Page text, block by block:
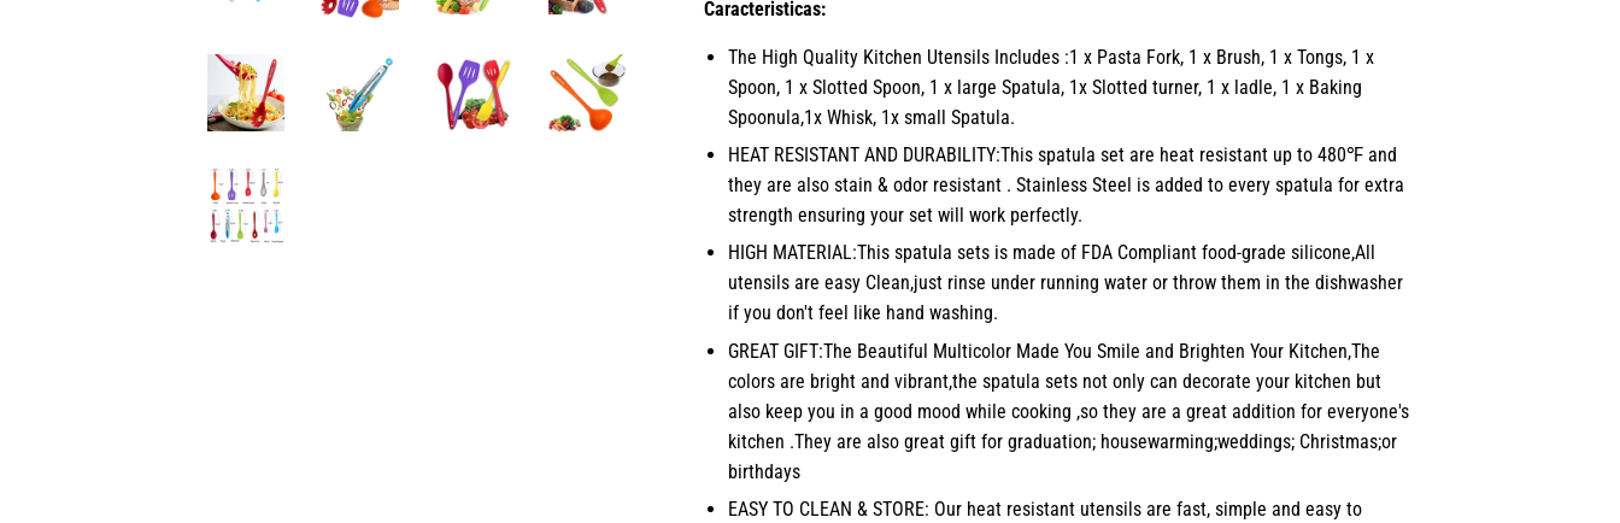
Caracteristicas:
The High Quality Kitchen Utensils Includes :1 x Pasta Fork, 1 x Brush, 1 x Tongs, 1 x
Spoon, 1 x Slotted Spoon, 1 x large Spatula, 1x Slotted turner, 1 x ladle, 1 x Baking
Spoonula,1x Whisk, 1x small Spatula.
HEAT RESISTANT AND DURABILITY:This spatula set are heat resistant up to 480℉ and
they are also stain & odor resistant . Stainless Steel is added to every spatula for extra
strength ensuring your set will work perfectly.
HIGH MATERIAL:This spatula sets is made of FDA Compliant food-grade silicone,All
utensils are easy Clean,just rinse under running water or throw them in the dishwasher
if you don't feel like hand washing.
GREAT GIFT:The Beautiful Multicolor Made You Smile and Brighten Your Kitchen,The
colors are bright and vibrant,the spatula sets not only can decorate your kitchen but
also keep you in a good mood while cooking ,so they are a great addition for everyone's
kitchen .They are also great gift for graduation; housewarming;weddings; Christmas;or
birthdays
EASY TO CLEAN & STORE: Our heat resistant utensils are fast, simple and easy to